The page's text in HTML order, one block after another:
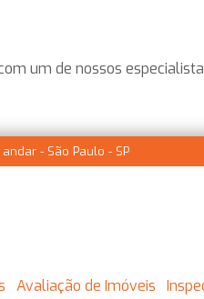
um de nossos
andar - São Paulo - SP
Avaliação de Imóveis